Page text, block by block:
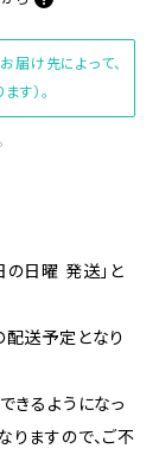
届け先によって、
す）。
日曜 発送」と
配送予定となり
きるようになっ
ますので、ご不